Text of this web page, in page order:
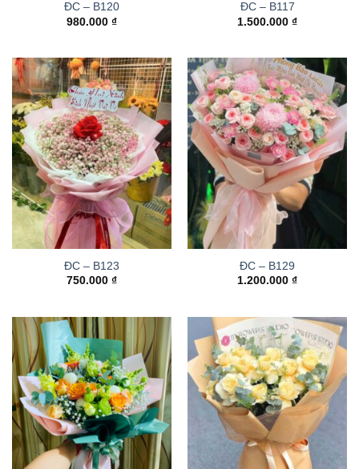
ĐC – B120
980.000 ₫
ĐC – B117
1.500.000 ₫
ĐC – B123
750.000 ₫
ĐC – B129
1.200.000 ₫